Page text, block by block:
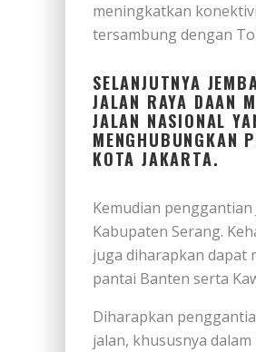
meningkatkan
tersambung dengan
SELANJUTNYA
JALAN RAYA DAAN
JALAN NASIONAL
MENGHUBUNGKAN
KOTA JAKARTA.
Kemudian
Kabupaten Serang.
juga diharapkan dapat
pantai Banten serta
Diharapkan
jalan, khususnya